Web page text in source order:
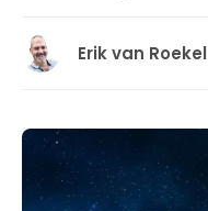
Erik van Roekel